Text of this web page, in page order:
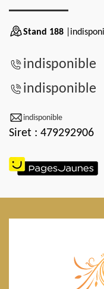
Stand 188
indisponible
indisponible
indisponible
Siret : 479292906